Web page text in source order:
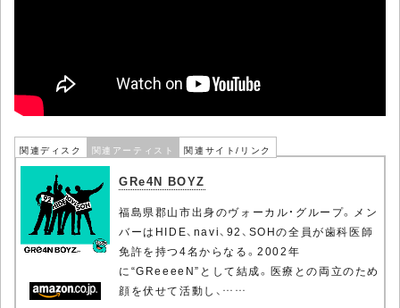
関連ディスク 関連アーティスト 関連サイト/リンク
GRe4N BOYZ
福島県郡山市出身のヴォーカル・グループ。メン
バーはHIDE、navi、92、SOHの全員が歯科医師
免許を持つ4名からなる。2002年
に“GReeeeN”として結成。医療との両立のため
顔を伏せて活動し、……